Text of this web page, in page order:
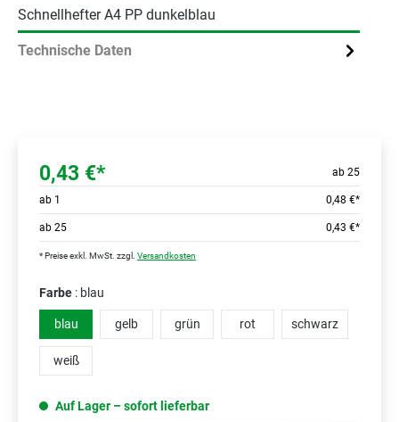
Schnellhefter A4 PP dunkelblau
Technische Daten
0,43 €* ab 25
ab 1 0,48 €*
ab 25 0,43 €*
* Preise exkl. MwSt. zzgl. Versandkosten
Farbe : blau
blau gelb grün rot schwarz
weiß
Auf Lager – sofort lieferbar